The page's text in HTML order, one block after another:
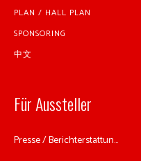
PLAN / HALL PLAN
SPONSORING
中文
Für Aussteller
Presse / Berichterstattun...